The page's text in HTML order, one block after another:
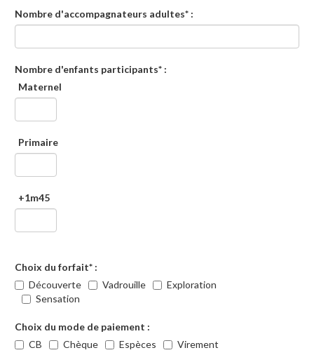
Nombre d'accompagnateurs adultes* :
Nombre d'enfants participants* :
Maternel
Primaire
+1m45
Choix du forfait* :
Découverte
Vadrouille
Exploration
Sensation
Choix du mode de paiement :
CB
Chèque Espèces Virement